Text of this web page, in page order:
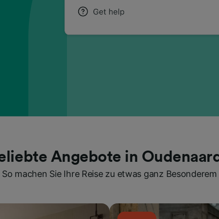
Angebote in
So machen Sie Ihre Reise zu etwas ganz Besonderem